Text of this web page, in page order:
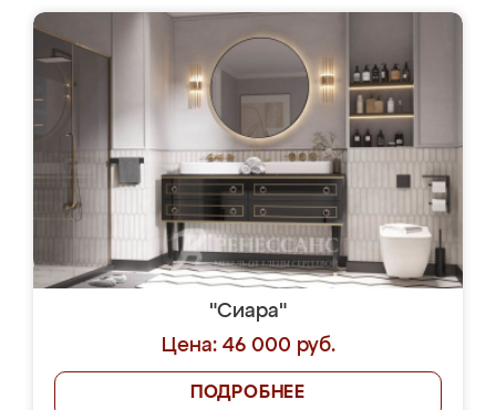
"Сиара"
Цена: 46 000 руб.
ПОДРОБНЕЕ